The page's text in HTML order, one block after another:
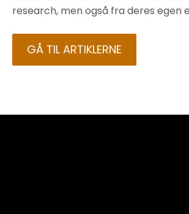
research, men også fra deres egen
GÅ TIL ARTIKLERNE